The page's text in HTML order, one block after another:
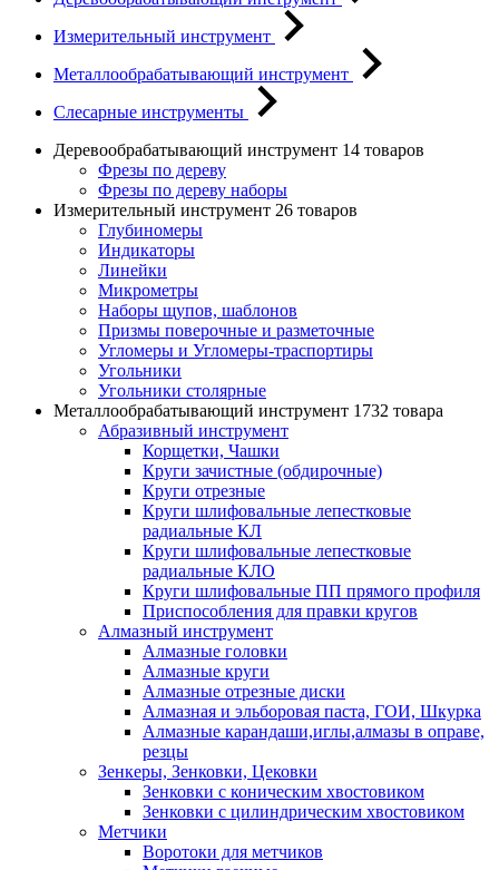
Измерительный инструмент
Металлообрабатывающий инструмент
Слесарные инструменты
Деревообрабатывающий инструмент 14 товаров
Фрезы по дереву
Фрезы по дереву наборы
Измерительный инструмент 26 товаров
Глубиномеры
Индикаторы
Линейки
Микрометры
Наборы щупов, шаблонов
Призмы поверочные и разметочные
Угломеры и Угломеры-траспортиры
Угольники
Угольники столярные
Металлообрабатывающий инструмент 1732 товара
Абразивный инструмент
Корщетки, Чашки
Круги зачистные (обдирочные)
Круги отрезные
Круги шлифовальные лепестковые
радиальные КЛ
Круги шлифовальные лепестковые
радиальные КЛО
Круги шлифовальные ПП прямого профиля
Приспособления для правки кругов
Алмазный инструмент
Алмазные головки
Алмазные круги
Алмазные отрезные диски
Алмазная и эльборовая паста, ГОИ, Шкурка
Алмазные карандаши,иглы,алмазы в оправе,
резцы
Зенкеры, Зенковки, Цековки
Зенковки с коническим хвостовиком
Зенковки с цилиндрическим хвостовиком
Метчики
Воротоки для метчиков